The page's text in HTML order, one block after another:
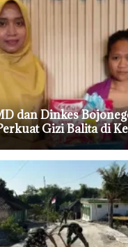
dan Dinkes
Gizi Balita di